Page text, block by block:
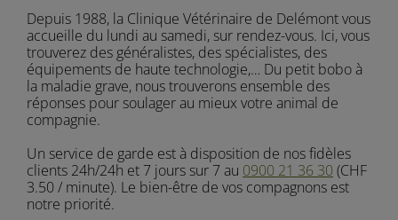
Depuis 1988, la Clinique Vétérinaire de Delémont vous
accueille du lundi au samedi, sur rendez-vous. Ici, vous
trouverez des généralistes, des spécialistes, des
équipements de haute technologie,… Du petit bobo à
la maladie grave, nous trouverons ensemble des
réponses pour soulager au mieux votre animal de
compagnie.
Un service de garde est à disposition de nos fidèles
clients 24h/24h et 7 jours sur 7 au 0900 21 36 30 (CHF
3.50 / minute). Le bien-être de vos compagnons est
notre priorité.